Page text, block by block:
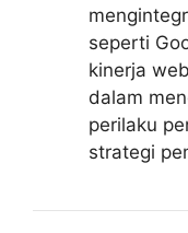
seperti
kinerja
dalam
perilaku
strategi